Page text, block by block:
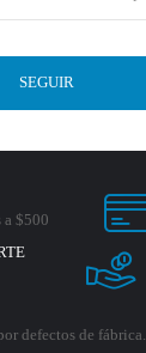
SEGUIR
a $500
defectos de fábrica.